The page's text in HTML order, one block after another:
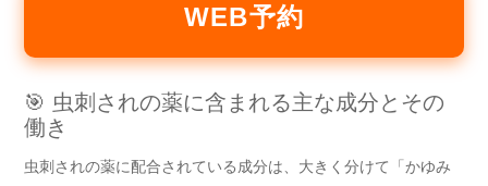
WEB予約
🎯 虫刺されの薬に含まれる主な成分とその
働き
虫刺されの薬に配合されている成分は、大きく分けて「かゆみ